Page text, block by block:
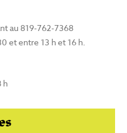
au 819-762-7368
et entre 13 h et 16 h.
h